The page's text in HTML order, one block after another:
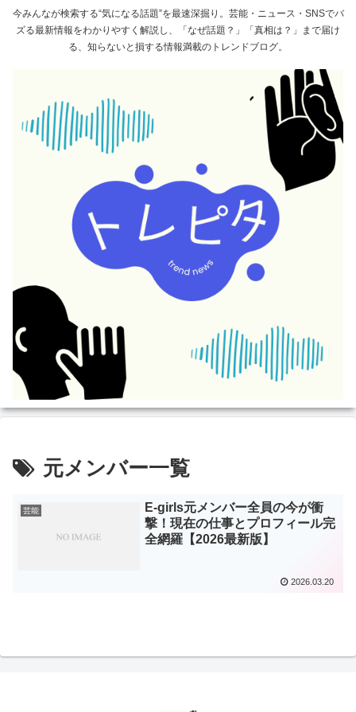
今みんなが検索する“気になる話題”を最速深掘り。芸能・ニュース・SNSでバ
ズる最新情報をわかりやすく解説し、「なぜ話題？」「真相は？」まで届け
る、知らないと損する情報満載のトレンドブログ。
元メンバー一覧
芸能
E-girls元メンバー全員の今が衝
撃！現在の仕事とプロフィール完
全網羅【2026最新版】
2026.03.20